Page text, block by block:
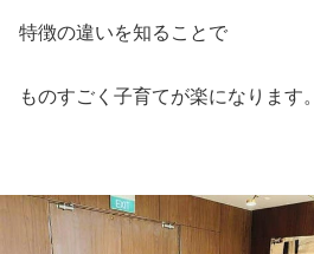
特徴の違いを知ることで
ものすごく子育てが楽になります。